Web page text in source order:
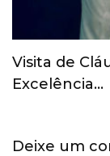
COI revoga
Olímpico
Deixe um